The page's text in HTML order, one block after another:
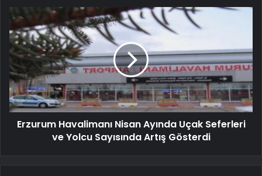
Erzurum Havalimanı Nisan Ayında Uçak Seferleri
ve Yolcu Sayısında Artış Gösterdi